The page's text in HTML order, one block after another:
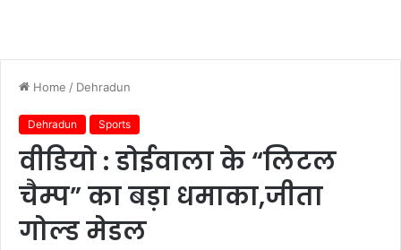
Home / Dehradun
Dehradun Sports
वीडियो : डोईवाला के “लिटल
चैम्प” का बड़ा धमाका,जीता
गोल्ड मेडल